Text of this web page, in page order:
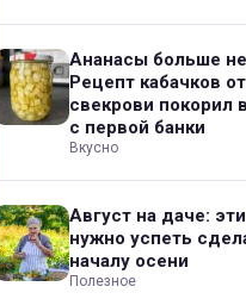
Ананасы больше
Рецепт кабачков
свекрови
с первой банки
Вкусно
Август на даче:
нужно успеть
началу осени
Полезное